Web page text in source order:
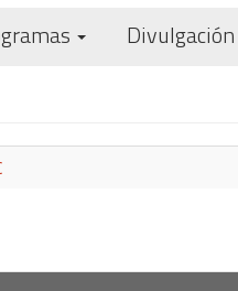
Navegación
Divulgación